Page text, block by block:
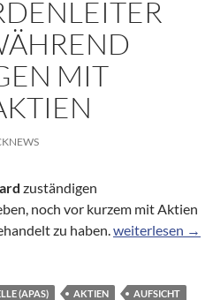
MIT
zuständigen
noch vor kurzem mit Aktien
zu haben.weiterlesen →
(APAS) AKTIEN
AUFSICHT